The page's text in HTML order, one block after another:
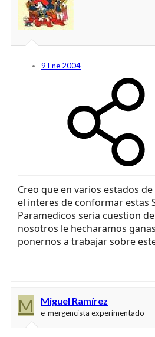
9 Ene 2004
Creo que en varios estados
el interes de conformar estas
Paramedicos seria cuestion
nosotros le hecharamos
ponernos a trabajar sobre
M Miguel Ramírez
e-mergencista experimentado